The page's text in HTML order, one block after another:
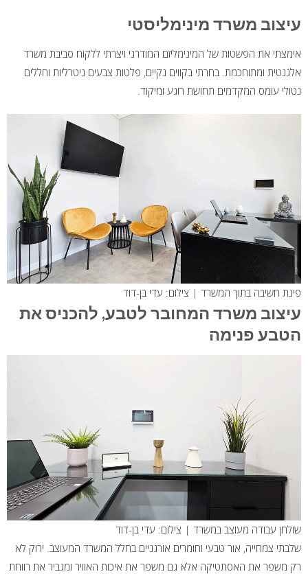
עיצוב משרד מינימליסטי
אימצתי את הפשטות של המינימליזם המודרני ויצרתי ללקוח סביבת משרד
אלגנטית ומתוחכמת. בחרתי בקווים נקיים, פלטות צבעים ניטרליות וחללים
נטולי עומס המקדמים תחושת רוגע ומיקוד.
פינת חשיבה בתוך המשרד | צילום: עדי בן-דוד
עיצוב משרד המחובר לטבע, להכניס את
הטבע פנימה
שולחן עבודה מעוצב במשרד | צילום: עדי בן-דוד
שלבתי צמחייה, אור טבעי וחומרים אורגניים בחלל המשרד המעוצב. ירוק לא
רק משפר את האסתטיקה אלא גם משפר את איכות האוויר ומגביר את רווחת